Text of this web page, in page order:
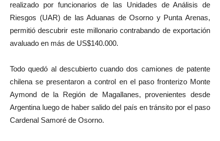
realizado por funcionarios de las Unidades de Análisis de
Riesgos (UAR) de las Aduanas de Osorno y Punta Arenas,
permitió descubrir este millonario contrabando de exportación
avaluado en más de US$140.000.
Todo quedó al descubierto cuando dos camiones de patente
chilena se presentaron a control en el paso fronterizo Monte
Aymond de la Región de Magallanes, provenientes desde
Argentina luego de haber salido del país en tránsito por el paso
Cardenal Samoré de Osorno.